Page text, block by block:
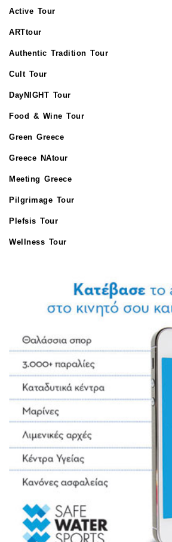
Active Tour
ARTtour
Authentic Tradition Tour
Cult Tour
DayNIGHT Tour
Food & Wine Tour
Green Greece
Greece NAtour
Meeting Greece
Pilgrimage Tour
Plefsis Tour
Wellness Tour